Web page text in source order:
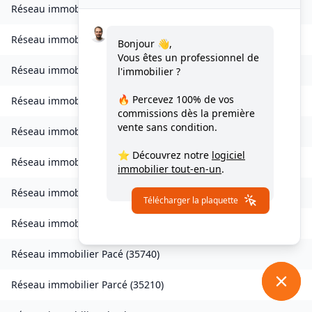
Réseau immobilierLongaulnay(35190)
Réseau immobilierLoutehel(35330
Réseau immobilier Louvigné-du-Désert
Réseau immobilier Martigné-Ferchaud(35640)
Réseau immobilier Maxent(35380 )
Réseau immobilier Meillac(35270
Réseau immobilier Moulins
Réseau immobilier
Réseau immobilier Pacé (35740)
Réseau immobilier Parcé (35210)
Bonjour 👋,
Vous êtes un professionnel de
l'immobilier ?
🔥 Percevez 100% de vos
commissions dès la première
vente sans condition.
⭐ Découvrez notre logiciel
immobilier tout-en-un.
Télécharger la plaquette